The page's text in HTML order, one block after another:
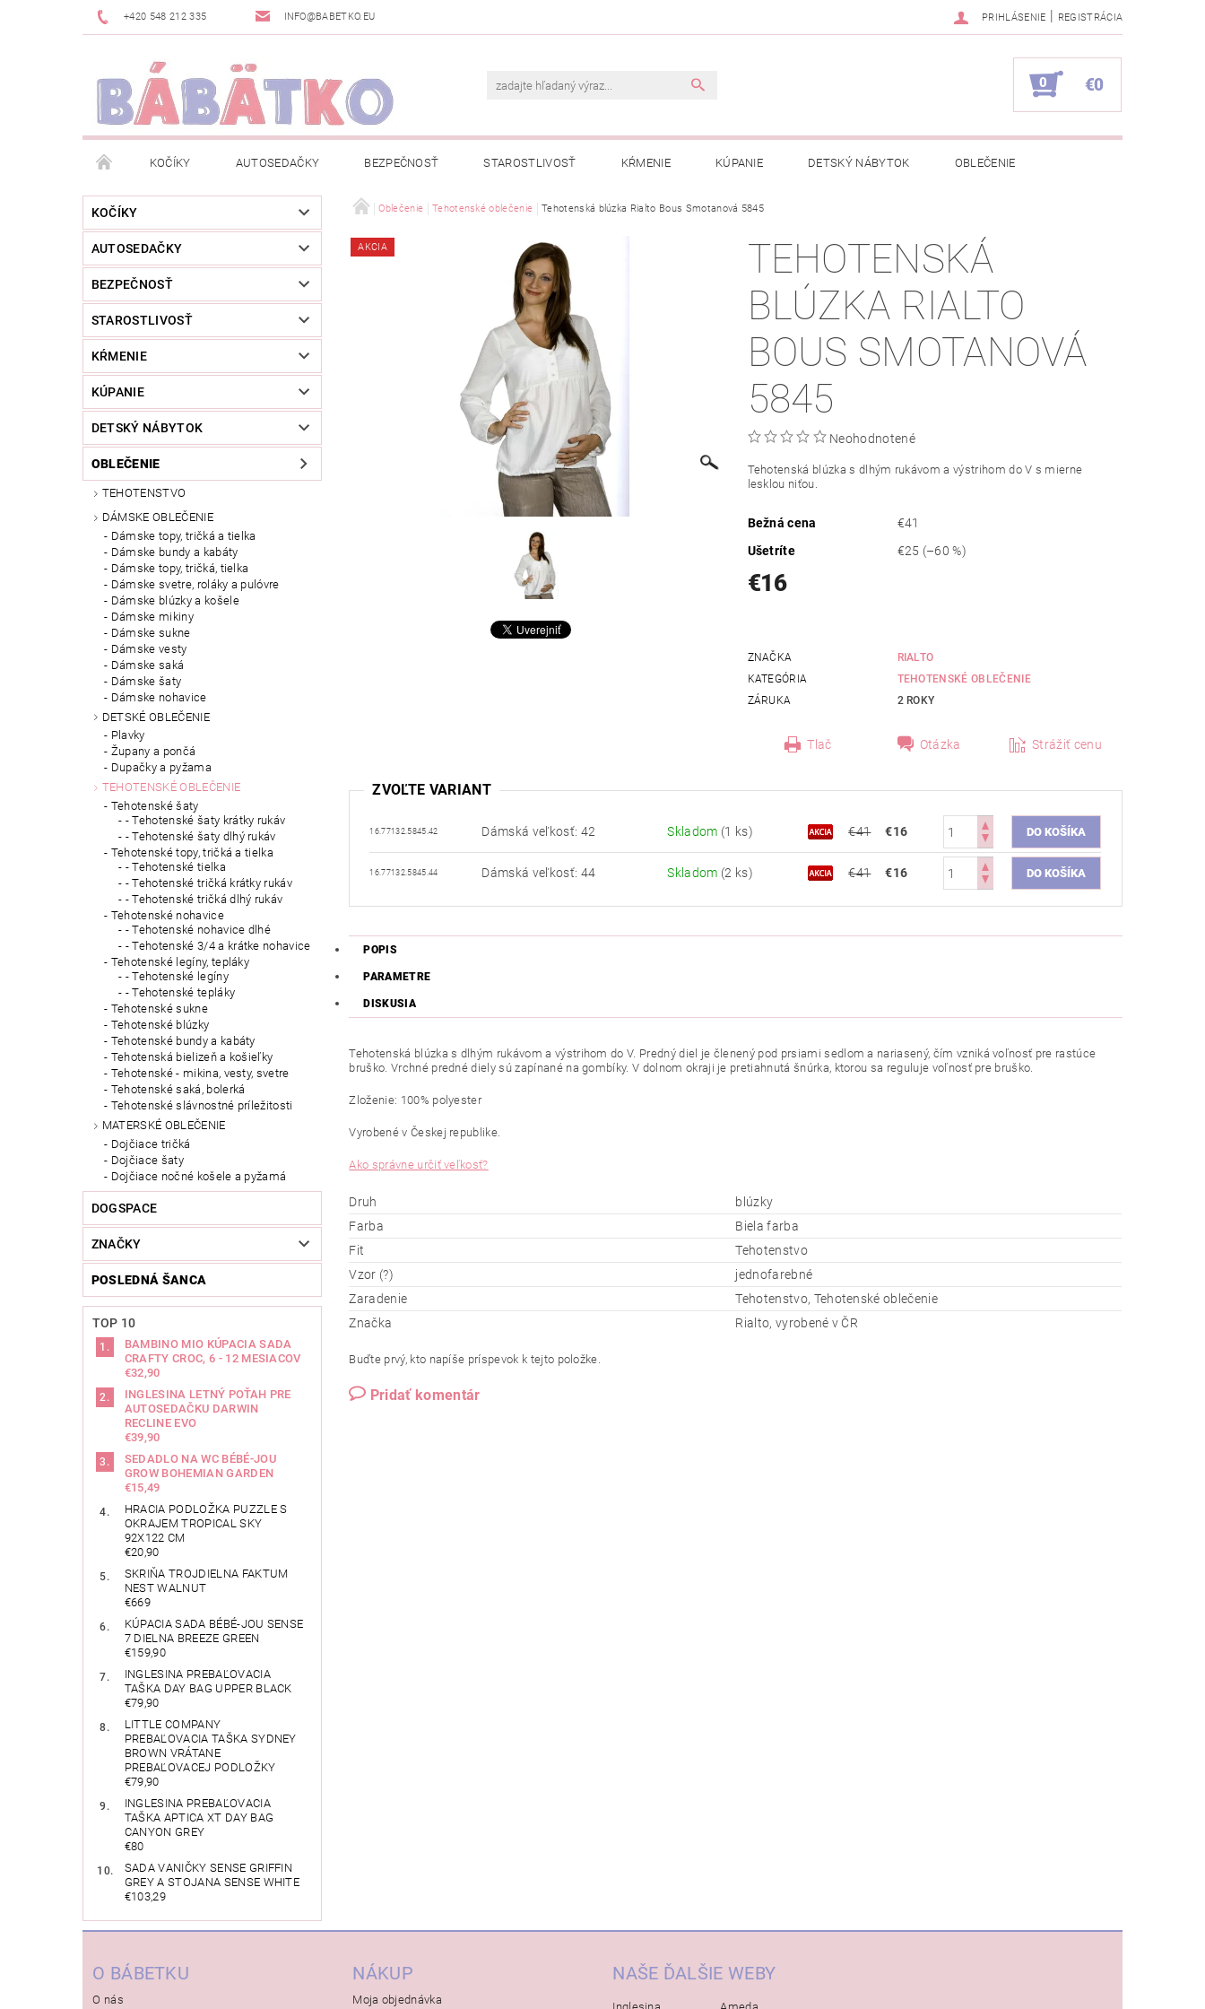
+420 548 212 335 INFO@BABETKO.EU PRIHLÁSENIE | REGISTRÁCIA
0 €0
KOČÍKY AUTOSEDAČKY BEZPEČNOSŤ STAROSTLIVOSŤ KŔMENIE KÚPANIE DETSKÝ NÁBYTOK OBLEČENIE
DOGSPACE POSLEDNÁ ŠANCA OBCHODNÉ PODMIENKY OCHRANA OSOBNÝCH ÚDAJOV
NOVINKY MOJA OBJEDNÁVKA
KOČÍKY
AUTOSEDAČKY
BEZPEČNOSŤ
STAROSTLIVOSŤ
KŔMENIE
KÚPANIE
DETSKÝ NÁBYTOK
OBLEČENIE
TEHOTENSTVO
DÁMSKE OBLEČENIE
Dámske topy, tričká a tielka
Dámske bundy a kabáty
Dámske topy, tričká, tielka
Dámske svetre, roláky a pulóvre
Dámske blúzky a košele
Dámske mikiny
Dámske sukne
Dámske vesty
Dámske saká
Dámske šaty
Dámske nohavice
DETSKÉ OBLEČENIE
Plavky
Župany a pončá
Dupačky a pyžama
TEHOTENSKÉ OBLEČENIE
Tehotenské šaty
- Tehotenské šaty krátky rukáv
- Tehotenské šaty dlhý rukáv
Tehotenské topy, tričká a tielka
- Tehotenské tielka
- Tehotenské tričká krátky rukáv
- Tehotenské tričká dlhý rukáv
Tehotenské nohavice
- Tehotenské nohavice dlhé
- Tehotenské 3/4 a krátke nohavice
Tehotenské legíny, tepláky
- Tehotenské legíny
- Tehotenské tepláky
Tehotenské sukne
Tehotenské blúzky
Tehotenské bundy a kabáty
Tehotenská bielizeň a košieľky
Tehotenské - mikina, vesty, svetre
Tehotenské saká, bolerká
Tehotenské slávnostné príležitosti
MATERSKÉ OBLEČENIE
Dojčiace tričká
Dojčiace šaty
Dojčiace nočné košele a pyžamá
DOGSPACE
ZNAČKY
POSLEDNÁ ŠANCA
TOP 10
BAMBINO MIO KÚPACIA SADA
CRAFTY CROC, 6 - 12 MESIACOV
€32,90
INGLESINA LETNÝ POŤAH PRE
AUTOSEDAČKU DARWIN
RECLINE EVO
€39,90
SEDADLO NA WC BÉBÉ-JOU
GROW BOHEMIAN GARDEN
€15,49
HRACIA PODLOŽKA PUZZLE S
OKRAJEM TROPICAL SKY
92X122 CM
€20,90
SKRIŇA TROJDIELNA FAKTUM
NEST WALNUT
€669
KÚPACIA SADA BÉBÉ-JOU SENSE
7 DIELNA BREEZE GREEN
€159,90
INGLESINA PREBAĽOVACIA
TAŠKA DAY BAG UPPER BLACK
€79,90
LITTLE COMPANY
PREBAĽOVACIA TAŠKA SYDNEY
BROWN VRÁTANE
PREBAĽOVACEJ PODLOŽKY
€79,90
INGLESINA PREBAĽOVACIA
TAŠKA APTICA XT DAY BAG
CANYON GREY
€80
SADA VANIČKY SENSE GRIFFIN
GREY A STOJANA SENSE WHITE
€103,29
Oblečenie Tehotenské oblečenie Tehotenská blúzka Rialto Bous Smotanová 5845
AKCIA
TEHOTENSKÁ
BLÚZKA RIALTO
BOUS SMOTANOVÁ
5845
Neohodnotené
Tehotenská blúzka s dlhým rukávom a výstrihom do V s mierne
lesklou niťou.
Bežná cena
€41
Ušetríte
€25 (–60 %)
€16
ZNAČKA
RIALTO
KATEGÓRIA
TEHOTENSKÉ OBLEČENIE
ZÁRUKA
2 ROKY
Tlač Otázka Strážiť cenu
ZVOĽTE VARIANT
16.77132.5845.42 Dámská veľkosť: 42 Skladom (1 ks) €41 €16
16.77132.5845.44 Dámská veľkosť: 44 Skladom (2 ks) €41 €16
POPIS
PARAMETRE
DISKUSIA
Tehotenská blúzka s dlhým rukávom a výstrihom do V. Predný diel je členený pod prsiami sedlom a nariasený, čím vzniká voľnosť pre rastúce
bruško. Vrchné predné diely sú zapínané na gombíky. V dolnom okraji je pretiahnutá šnúrka, ktorou sa reguluje voľnosť pre bruško.
Zloženie: 100% polyester
Vyrobené v Českej republike.
Ako správne určiť veľkosť?
Druh
blúzky
Farba
Biela farba
Fit
Tehotenstvo
Vzor (?)
jednofarebné
Zaradenie
Tehotenstvo, Tehotenské oblečenie
Značka
Rialto, vyrobené v ČR
Buďte prvý, kto napíše príspevok k tejto položke.
Pridať komentár
O BÁBETKU
O nás
NÁKUP
Moja objednávka
NAŠE ĎALŠIE WEBY